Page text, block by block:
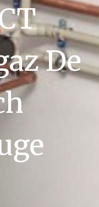
De